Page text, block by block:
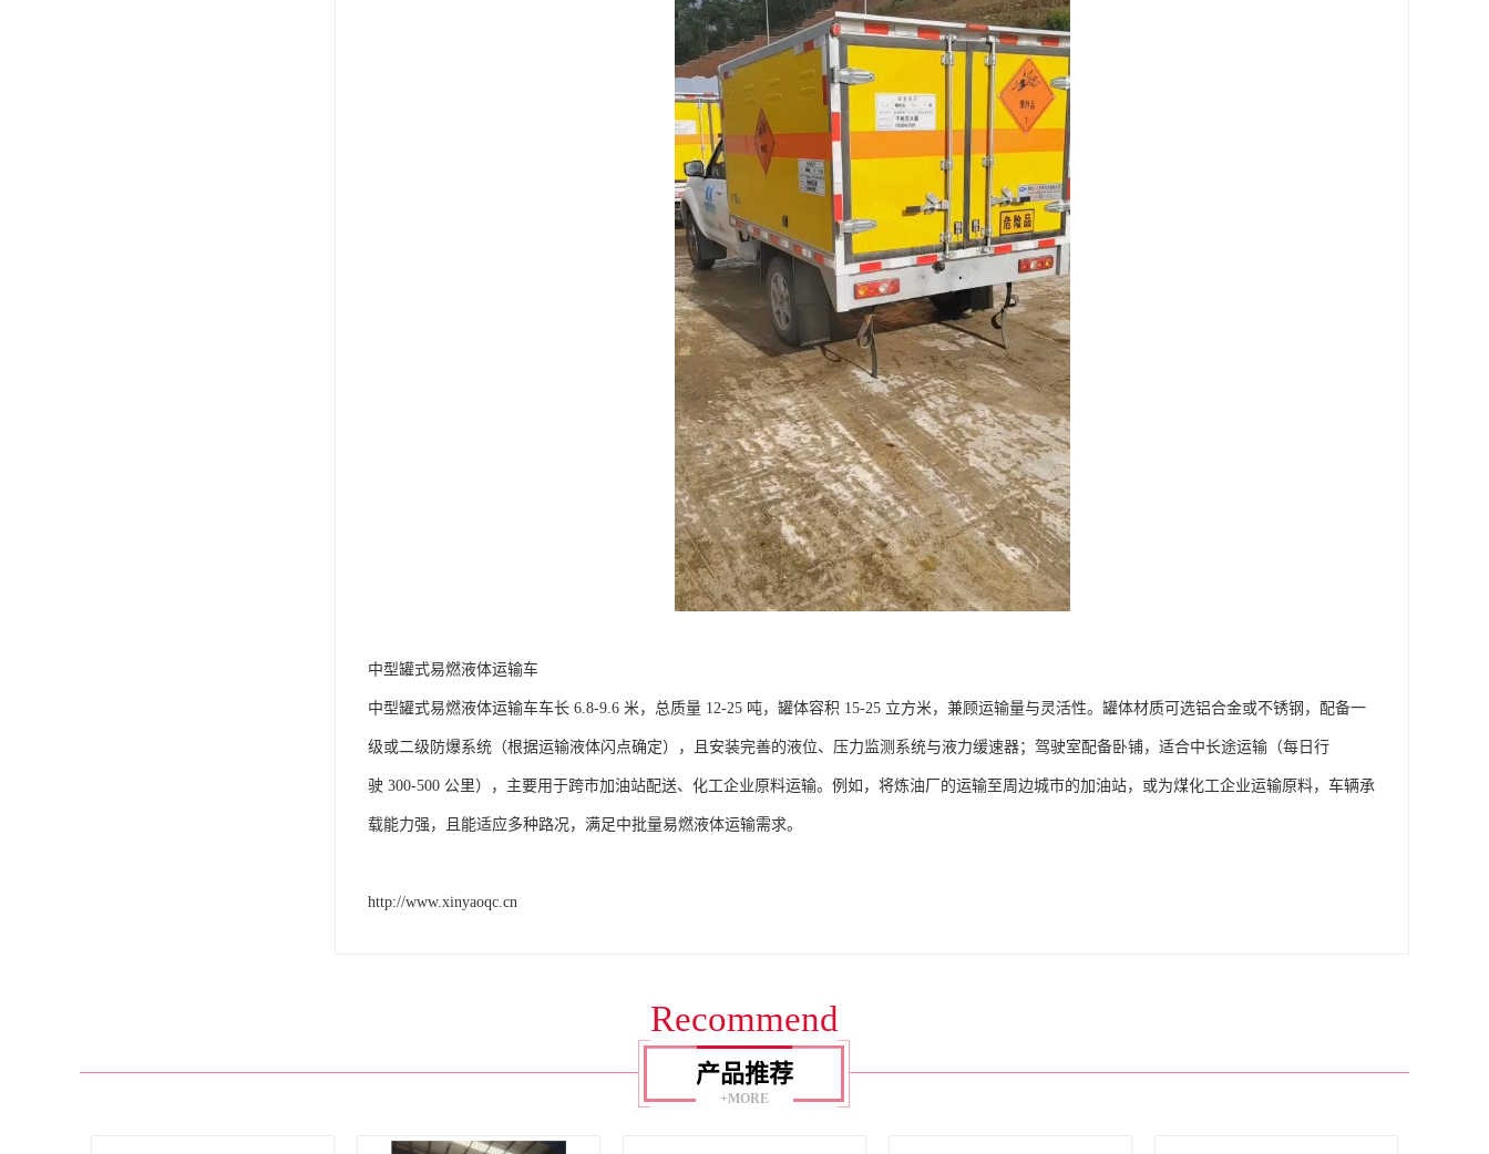
中型罐式易燃液体运输车​
中型罐式易燃液体运输车车长 6.8-9.6 米，总质量 12-25 吨，罐体容积 15-25 立方米，兼顾运输量与灵活性。罐体材质可选铝合金或不锈钢，配备一
级或二级防爆系统（根据运输液体闪点确定），且安装完善的液位、压力监测系统与液力缓速器；驾驶室配备卧铺，适合中长途运输（每日行
驶 300-500 公里），主要用于跨市加油站配送、化工企业原料运输。例如，将炼油厂的运输至周边城市的加油站，或为煤化工企业运输原料，车辆承
载能力强，且能适应多种路况，满足中批量易燃液体运输需求。​
http://www.xinyaoqc.cn
Recommend
产品推荐
+MORE